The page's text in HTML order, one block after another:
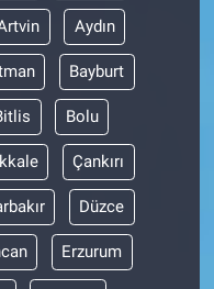
Aydın
Bayburt
Bolu
Çankırı
Düzce
Erzurum